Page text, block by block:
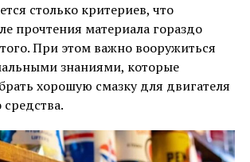
столько критериев, что
прочтения материала гораздо
При этом важно вооружиться
знаниями, которые
хорошую смазку для двигателя